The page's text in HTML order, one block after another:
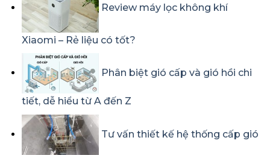
Review máy lọc không khí
Xiaomi – Rẻ liệu có tốt?
Phân biệt gió cấp và gió hồi chi
tiết, dễ hiểu từ A đến Z
Tư vấn thiết kế hệ thống cấp gió